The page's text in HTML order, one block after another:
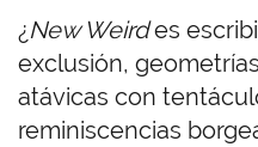
¿New Weirdes
exclusión,
atávicas con
reminiscencias